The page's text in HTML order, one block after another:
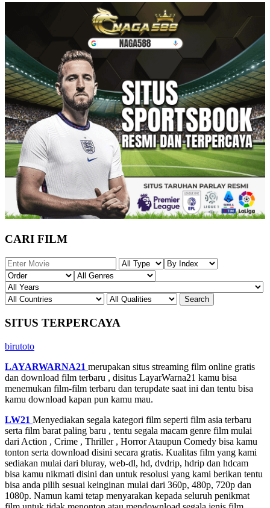
CARI FILM
SITUS TERPERCAYA
birutoto
LAYARWARNA21 merupakan situs streaming film online gratis
dan download film terbaru , disitus LayarWarna21 kamu bisa
menemukan film-film terbaru dan terupdate saat ini dan tentu bisa
kamu download kapan pun kamu mau.
LW21 Menyediakan segala kategori film seperti film asia terbaru
serta film barat paling baru , tentu segala macam genre film mulai
dari Action , Crime , Thriller , Horror Ataupun Comedy bisa kamu
tonton serta download disini secara gratis. Kualitas film yang kami
sediakan mulai dari bluray, web-dl, hd, dvdrip, hdrip dan hdcam
bisa kamu nikmati disini dan untuk resolusi yang kami berikan tentu
bisa anda pilih sesuai keinginan mulai dari 360p, 480p, 720p dan
1080p. Namun kami tetap menyarakan kepada seluruh penikmat